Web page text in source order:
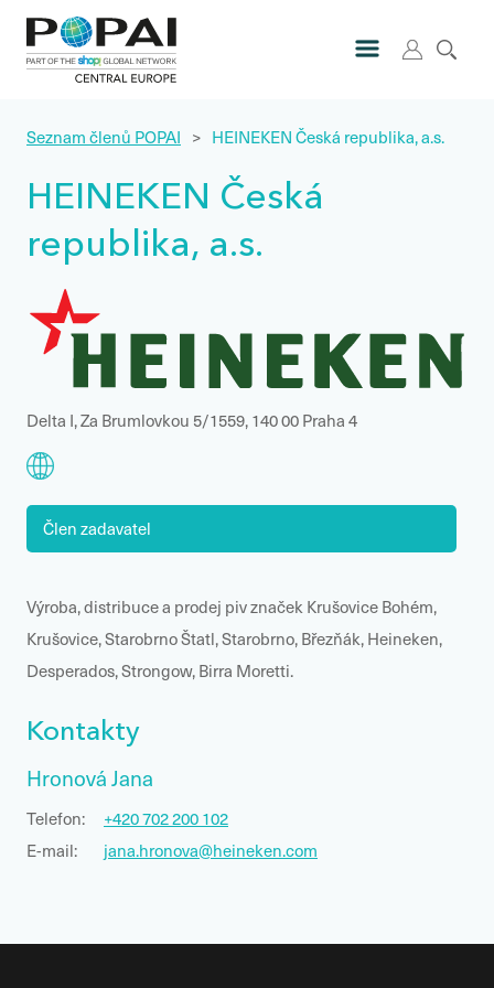
Seznam členů POPAI > HEINEKEN Česká republika, a.s.
HEINEKEN Česká
republika, a.s.
Delta I, Za Brumlovkou 5/1559, 140 00 Praha 4
Člen zadavatel
Výroba, distribuce a prodej piv značek Krušovice Bohém,
Krušovice, Starobrno Štatl, Starobrno, Březňák, Heineken,
Desperados, Strongow, Birra Moretti.
Kontakty
Hronová Jana
Telefon:
+420 702 200 102
E-mail:
jana.hronova@heineken.com